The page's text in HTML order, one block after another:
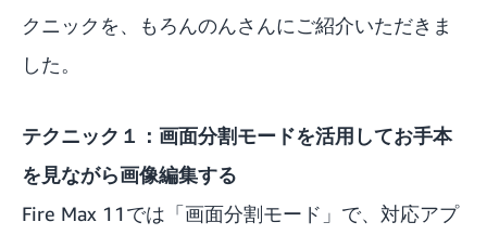
クニックを、もろんのんさんにご紹介いただきま
した。
テクニック１：画面分割モードを活用してお手本
を見ながら画像編集する
Fire Max 11では「画面分割モード」で、対応アプ